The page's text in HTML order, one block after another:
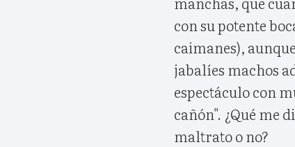
con su potente
caimanes),
jabalíes machos
espectáculo con
cañón". ¿Qué me
maltrato o no?